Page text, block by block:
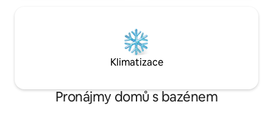
Klimatizace
Pronájmy domů s bazénem